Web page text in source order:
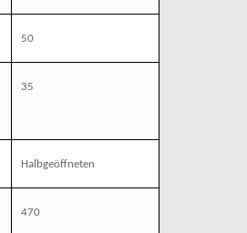
50
35
Halbgeöffneten
470